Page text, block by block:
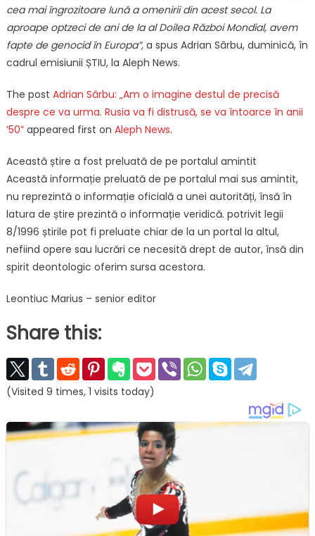
cea mai îngrozitoare lună a omenirii din acest secol. La
aproape optzeci de ani de la al Doilea Război Mondial, avem
fapte de genocid în Europa”,a spus Adrian Sârbu, duminică, în
cadrul emisiunii ȘTIU, la Aleph News.
The post Adrian Sârbu: „Am o imagine destul de precisă
despre ce va urma. Rusia va fi distrusă, se va întoarce în anii
’50”appeared first on Aleph News.
Această știre a fost preluată de pe portalul amintit
Această informație preluată de pe portalul mai sus amintit,
nu reprezintă o informație oficială a unei autorități, însă în
latura de știre prezintă o informație veridică. potrivit legii
8/1996 știrile pot fi preluate chiar de la un portal la altul,
nefiind opere sau lucrări ce necesită drept de autor, însă din
spirit deontologic oferim sursa acestora.
Leontiuc Marius – senior editor
Share this:
(Visited 9 times, 1 visits today)